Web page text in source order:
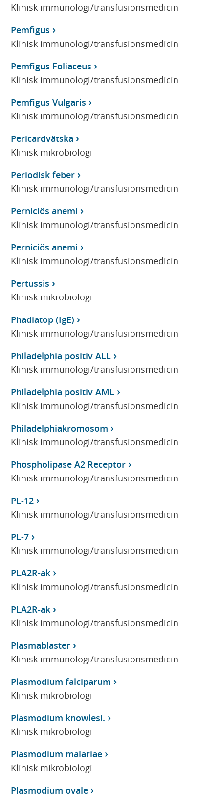
Klinisk immunologi/transfusionsmedicin
Pemfigus
Klinisk immunologi/transfusionsmedicin
Pemfigus Foliaceus
Klinisk immunologi/transfusionsmedicin
Pemfigus Vulgaris
Klinisk immunologi/transfusionsmedicin
Pericardvätska
Klinisk mikrobiologi
Periodisk feber
Klinisk immunologi/transfusionsmedicin
Perniciös anemi
Klinisk immunologi/transfusionsmedicin
Perniciös anemi
Klinisk immunologi/transfusionsmedicin
Pertussis
Klinisk mikrobiologi
Phadiatop (IgE)
Klinisk immunologi/transfusionsmedicin
Philadelphia positiv ALL
Klinisk immunologi/transfusionsmedicin
Philadelphia positiv AML
Klinisk immunologi/transfusionsmedicin
Philadelphiakromosom
Klinisk immunologi/transfusionsmedicin
Phospholipase A2 Receptor
Klinisk immunologi/transfusionsmedicin
PL-12
Klinisk immunologi/transfusionsmedicin
PL-7
Klinisk immunologi/transfusionsmedicin
PLA2R-ak
Klinisk immunologi/transfusionsmedicin
PLA2R-ak
Klinisk immunologi/transfusionsmedicin
Plasmablaster
Klinisk immunologi/transfusionsmedicin
Plasmodium falciparum
Klinisk mikrobiologi
Plasmodium knowlesi.
Klinisk mikrobiologi
Plasmodium malariae
Klinisk mikrobiologi
Plasmodium ovale